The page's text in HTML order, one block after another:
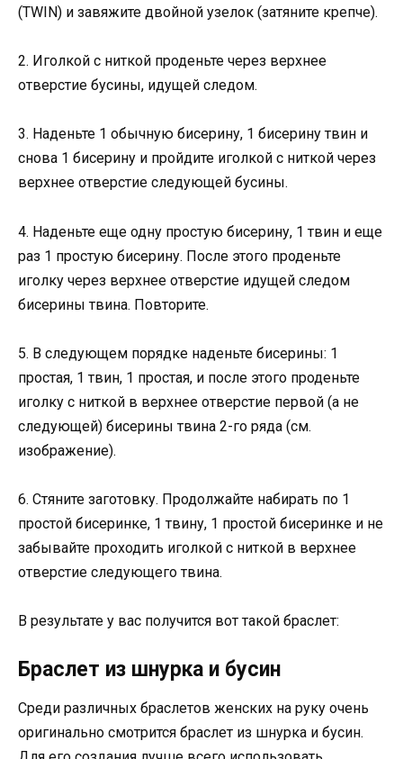
(TWIN) и завяжите двойной узелок (затяните крепче).
2. Иголкой с ниткой проденьте через верхнее
отверстие бусины, идущей следом.
3. Наденьте 1 обычную бисерину, 1 бисерину твин и
снова 1 бисерину и пройдите иголкой с ниткой через
верхнее отверстие следующей бусины.
4. Наденьте еще одну простую бисерину, 1 твин и еще
раз 1 простую бисерину. После этого проденьте
иголку через верхнее отверстие идущей следом
бисерины твина. Повторите.
5. В следующем порядке наденьте бисерины: 1
простая, 1 твин, 1 простая, и после этого проденьте
иголку с ниткой в верхнее отверстие первой (а не
следующей) бисерины твина 2-го ряда (см.
изображение).
6. Стяните заготовку. Продолжайте набирать по 1
простой бисеринке, 1 твину, 1 простой бисеринке и не
забывайте проходить иголкой с ниткой в верхнее
отверстие следующего твина.
В результате у вас получится вот такой браслет:
Браслет из шнурка и бусин
Среди различных браслетов женских на руку очень
оригинально смотрится браслет из шнурка и бусин.